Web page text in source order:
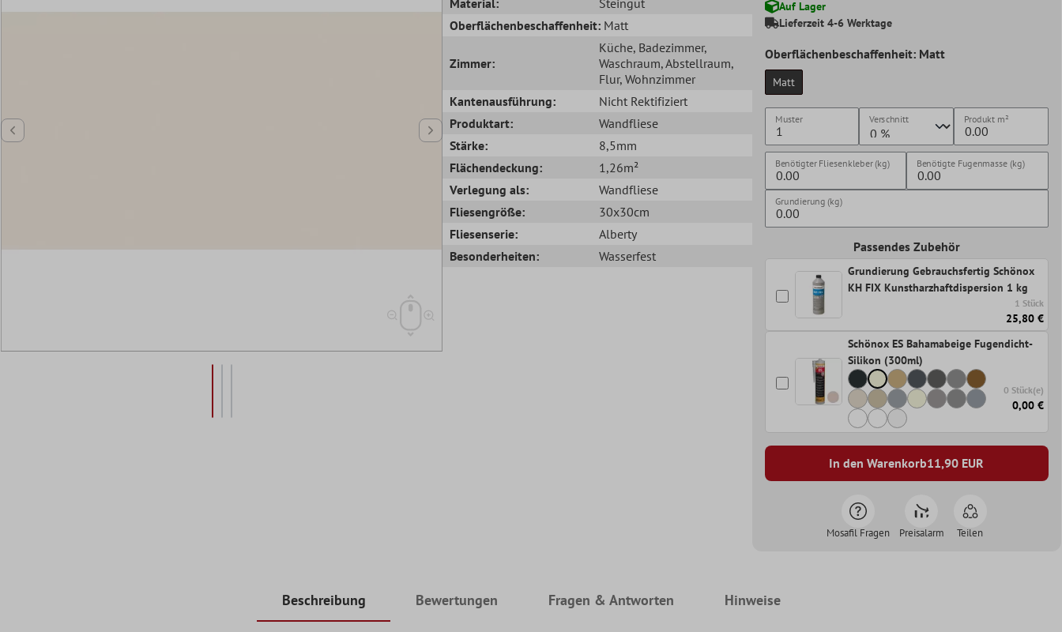
Oberflächenbeschaffenheit: Matt
Zimmer:
Küche, Badezimmer,
Waschraum, Abstellraum,
Flur, Wohnzimmer
Kantenausführung:
Nicht Rektifiziert
Produktart:
Wandfliese
Stärke:
8,5mm
Flächendeckung:
1,26m²
Verlegung als:
Wandfliese
Fliesengröße:
30x30cm
Fliesenserie:
Alberty
Besonderheiten:
Wasserfest
Auf Lager
Lieferzeit 4-6 Werktage
Oberflächenbeschaffenheit: Matt
Matt
Muster Verschnitt Produkt m²
Benötigter Fliesenkleber (kg) Benötigte Fugenmasse (kg)
Grundierung (kg)
Passendes Zubehör
Grundierung Gebrauchsfertig Schönox
KH FIX Kunstharzhaftdispersion 1 kg
1 Stück
25,80 €
Schönox ES Bahamabeige Fugendicht-
Silikon (300ml)
0 Stück(e)
0,00 €
In den Warenkorb11,90 EUR
Mosafil Fragen Preisalarm Teilen
Beschreibung Bewertungen Fragen & Antworten Hinweise